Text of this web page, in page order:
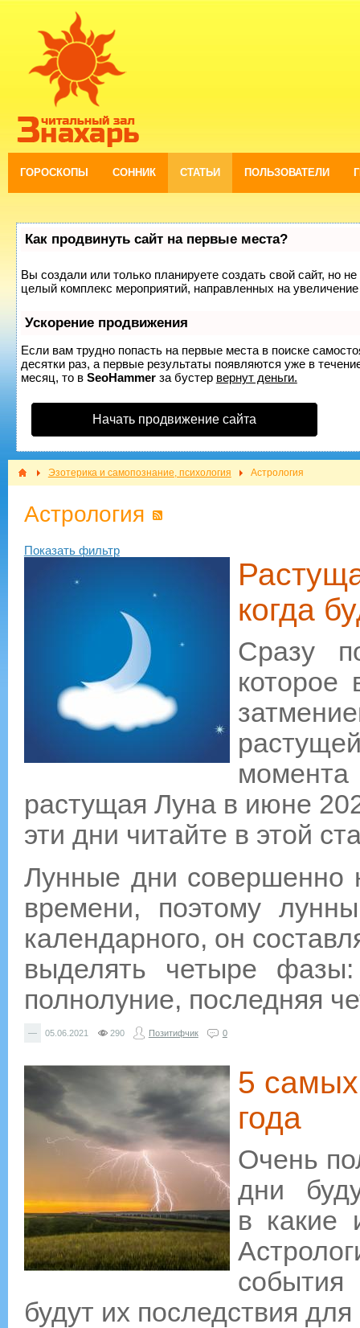
ГОРОСКОПЫ СОННИК СТАТЬИ ПОЛЬЗОВАТЕЛИ
Как продвинуть сайт на первые места?
Вы создали или только планируете создать свой сайт, но
целый комплекс мероприятий, направленных на
Ускорение продвижения
Если вам трудно попасть на первые места в поиске
десятки раз, а первые результаты появляются уже в
месяц, то в SeoHammerза бустер вернут деньги.
Начать продвижение сайта
Эзотерика и самопознание, психология Астрология
Астрология
Показать фильтр
когда
Сразу
которое
растущая Луна в июне
эти дни читайте в этой
Лунные дни совершенно
времени, поэтому
календарного, он
выделять четыре фазы:
полнолуние, последняя
— 05.06.2021 290 Позитифчик 0
5
года
Очень
дни
в какие
будут их последствия